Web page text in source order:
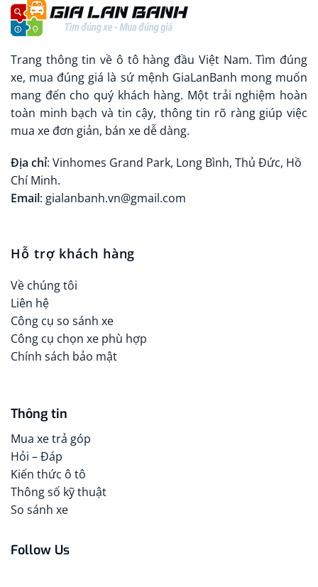
Trang thông tin về ô tô hàng đầu Việt Nam. Tìm đúng
xe, mua đúng giá là sứ mệnh GiaLanBanh mong muốn
mang đến cho quý khách hàng. Một trải nghiệm hoàn
toàn minh bạch và tin cậy, thông tin rõ ràng giúp việc
mua xe đơn giản, bán xe dễ dàng.
Địa chỉ: Vinhomes Grand Park, Long Bình, Thủ Đức, Hồ
Chí Minh.
Email: gialanbanh.vn@gmail.com
Hỗ trợ khách hàng
Về chúng tôi
Liên hệ
Công cụ so sánh xe
Công cụ chọn xe phù hợp
Chính sách bảo mật
Thông tin
Mua xe trả góp
Hỏi – Đáp
Kiến thức ô tô
Thông số kỹ thuật
So sánh xe
Follow Us